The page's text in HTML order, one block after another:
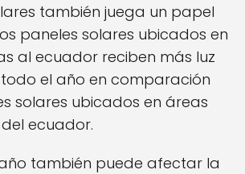
también juega un papel
paneles solares ubicados en
al ecuador reciben más luz
el año en comparación
solares ubicados en áreas
ecuador.
también puede afectar la